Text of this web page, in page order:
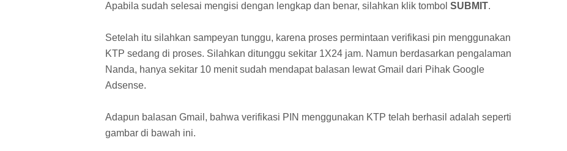
Apabila sudah selesai mengisi dengan lengkap dan benar, silahkan klik tombol SUBMIT.
Setelah itu silahkan sampeyan tunggu, karena proses permintaan verifikasi pin menggunakan
KTP sedang di proses. Silahkan ditunggu sekitar 1X24 jam. Namun berdasarkan pengalaman
Nanda, hanya sekitar 10 menit sudah mendapat balasan lewat Gmail dari Pihak Google
Adsense.
Adapun balasan Gmail, bahwa verifikasi PIN menggunakan KTP telah berhasil adalah seperti
gambar di bawah ini.